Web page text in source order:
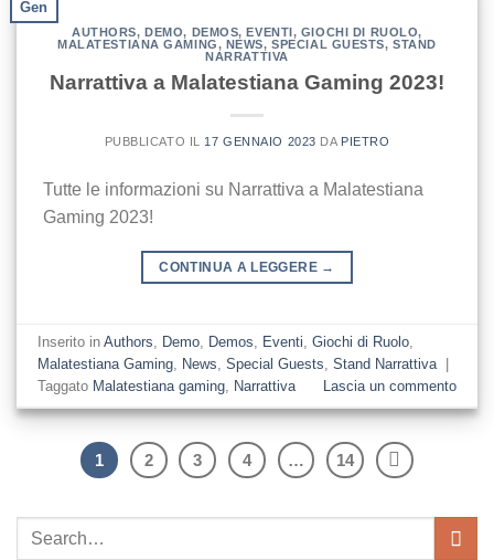
Gen
AUTHORS,DEMO, DEMOS,EVENTI, GIOCHI DI RUOLO,
MALATESTIANA GAMING, NEWS,SPECIAL GUESTS,STAND
NARRATTIVA
Narrattiva a Malatestiana Gaming 2023!
PUBBLICATO IL 17 GENNAIO 2023 DA PIETRO
Tutte le informazioni su Narrattiva a Malatestiana
Gaming 2023!
CONTINUA A LEGGERE →
Inserito inAuthors Demo Demos Eventi ,Giochi di Ruolo
Malatestiana Gaming
News ,Special Guests ,Stand Narrattiva
Taggato Malatestiana gaming Narrattiva Lascia un commento
1 2 3 4 … 14